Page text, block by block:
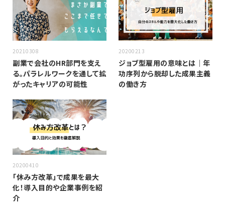
20210308
副業で会社のHR部門を支え
る。パラレルワークを通して拡
がったキャリアの可能性
20200213
ジョブ型雇用の意味とは｜年
功序列から脱却した成果主義
の働き方
20200410
「休み方改革」で成果を最大
化！導入目的や企業事例を紹
介